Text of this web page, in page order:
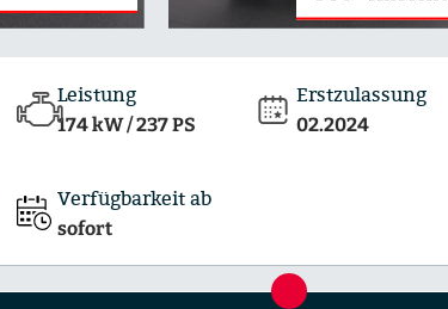
Leistung
174 kW / 237 PS
Erstzulassung
02.2024
Verfügbarkeit ab
sofort